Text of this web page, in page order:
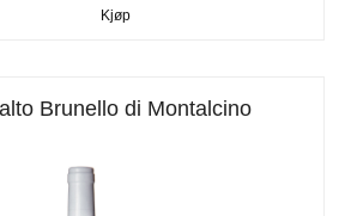
Kjøp
Brunello di Montalcino